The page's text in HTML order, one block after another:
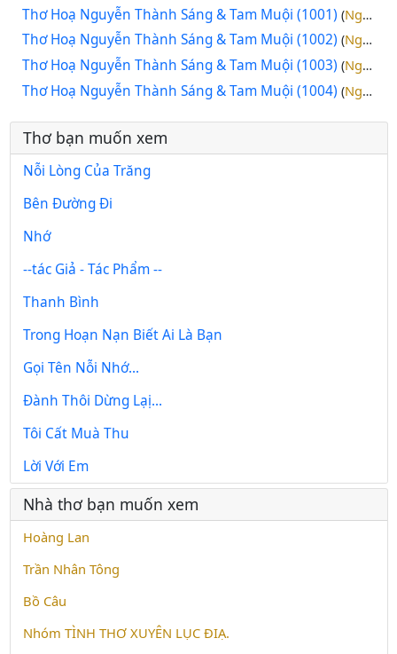
Thơ Hoạ Nguyễn Thành Sáng & Tam Muội (1001) (Nguyễn Thành Sáng
Thơ Hoạ Nguyễn Thành Sáng & Tam Muội (1002) (Nguyễn Thành Sáng
Thơ Hoạ Nguyễn Thành Sáng & Tam Muội (1003) (Nguyễn Thành Sáng
Thơ Hoạ Nguyễn Thành Sáng & Tam Muội (1004) (Nguyễn Thành Sáng
Thơ bạn muốn xem
Nỗi Lòng Của Trăng
Bên Đường Đi
Nhớ
--tác Giả - Tác Phẩm --
Thanh Bình
Trong Hoạn Nạn Biết Ai Là Bạn
Gọi Tên Nỗi Nhớ...
Đành Thôi Dừng Lạị...
Tôi Cất Muà Thu
Lời Với Em
Nhà thơ bạn muốn xem
Hoàng Lan
Trần Nhân Tông
Bồ Câu
Nhóm TÌNH THƠ XUYÊN LỤC ĐIẠ.